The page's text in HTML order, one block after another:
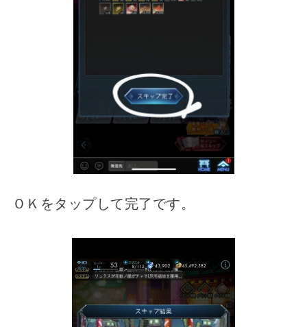
ＯＫをタップして完了です。